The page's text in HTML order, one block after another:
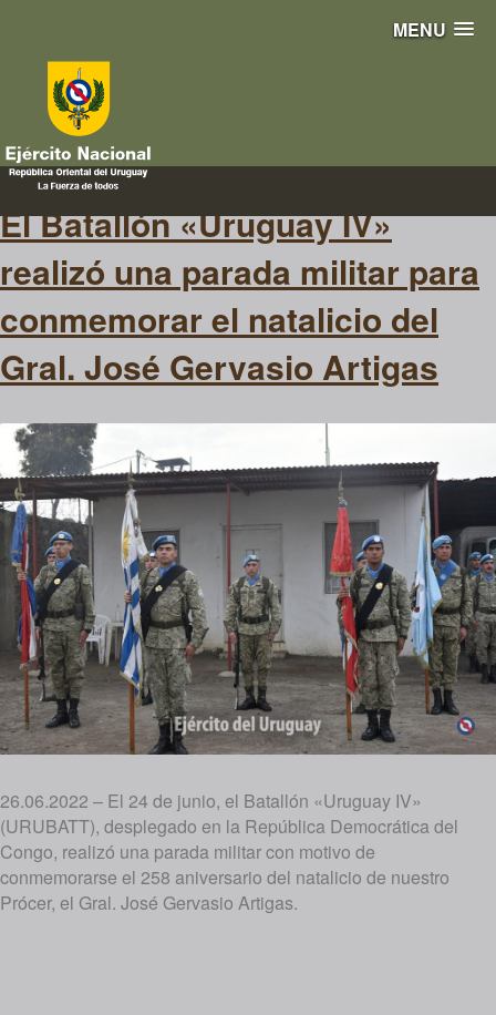
MENU
NataliciodeArtigas
El Batallón «Uruguay IV»
realizó una parada militar para
conmemorar el natalicio del
Gral. José Gervasio Artigas
26.06.2022 – El 24 de junio, el Batallón «Uruguay IV»
(URUBATT), desplegado en la República Democrática del
Congo, realizó una parada militar con motivo de
conmemorarse el 258 aniversario del natalicio de nuestro
Prócer, el Gral. José Gervasio Artigas.